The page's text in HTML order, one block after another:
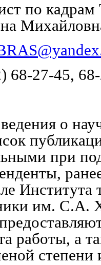
по
68-27-45,
о
при
Института
им. С.А.
работы, а
степени